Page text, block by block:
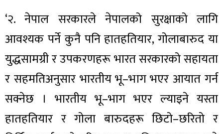
‘२. नेपाल सरकारले नेपालको सुरक्षाको लागि
आवश्यक पर्ने कुनै पनि हातहतियार, गोलाबारुद या
युद्धसामग्री र उपकरणहरू भारत सरकारको सहायता
र सहमतिअनुसार भारतीय भू–भाग भएर आयात गर्न
सक्नेछ । भारतीय भू–भाग भएर ल्याइने यस्ता
हातहतियार र गोला बारुदहरू छिटो–छरितो र